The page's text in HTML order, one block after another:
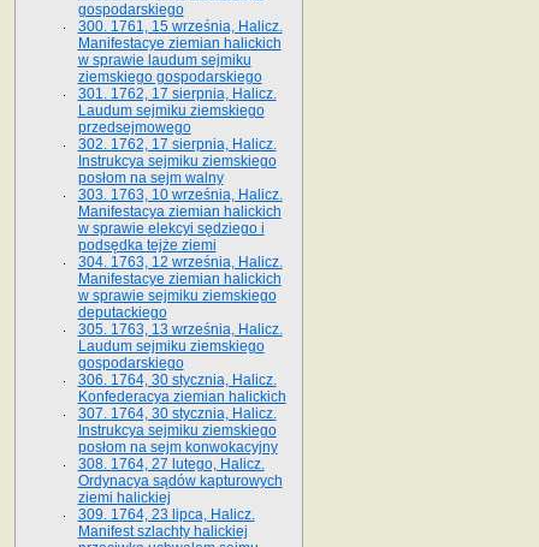
gospodarskiego
300. 1761, 15 września, Halicz.
Manifestacye ziemian halickich
w sprawie laudum sejmiku
ziemskiego gospodarskiego
301. 1762, 17 sierpnia, Halicz.
Laudum sejmiku ziemskiego
przedsejmowego
302. 1762, 17 sierpnia, Halicz.
Instrukcya sejmiku ziemskiego
posłom na sejm walny
303. 1763, 10 września, Halicz.
Manifestacya ziemian halickich
w sprawie elekcyi sędziego i
podsędka tejże ziemi
304. 1763, 12 września, Halicz.
Manifestacye ziemian halickich
w sprawie sejmiku ziemskiego
deputackiego
305. 1763, 13 września, Halicz.
Laudum sejmiku ziemskiego
gospodarskiego
306. 1764, 30 stycznia, Halicz.
Konfederacya ziemian halickich
307. 1764, 30 stycznia, Halicz.
Instrukcya sejmiku ziemskiego
posłom na sejm konwokacyjny
308. 1764, 27 lutego, Halicz.
Ordynacya sądów kapturowych
ziemi halickiej
309. 1764, 23 lipca, Halicz.
Manifest szlachty halickiej